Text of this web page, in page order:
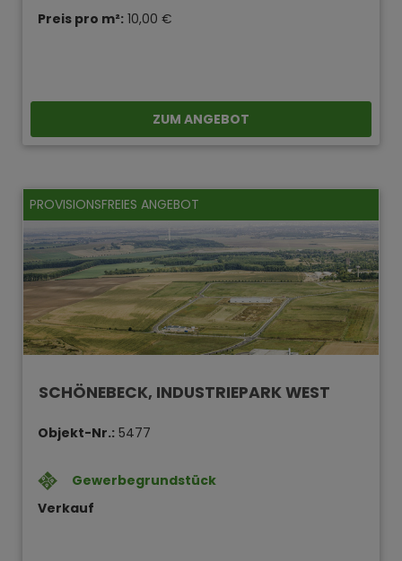
Preis pro m²: 10,00 €
ZUM ANGEBOT
PROVISIONSFREIES ANGEBOT
SCHÖNEBECK, INDUSTRIEPARK WEST
Objekt-Nr.: 5477
Gewerbegrundstück
Verkauf